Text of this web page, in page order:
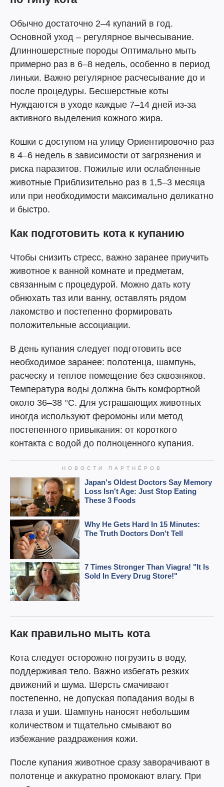
Обычно достаточно 2–4 купаний в год.
Основной уход – регулярное вычесывание.
Длинношерстные породы Оптимально мыть
примерно раз в 6–8 недель, особенно в период
линьки. Важно регулярное расчесывание до и
после процедуры. Бесшерстные коты
Нуждаются в уходе каждые 7–14 дней из-за
активного выделения кожного жира.
Кошки с доступом на улицу Ориентировочно раз
в 4–6 недель в зависимости от загрязнения и
риска паразитов. Пожилые или ослабленные
животные Приблизительно раз в 1,5–3 месяца
или при необходимости максимально деликатно
и быстро.
Как подготовить кота к купанию
Чтобы снизить стресс, важно заранее приучить
животное к ванной комнате и предметам,
связанным с процедурой. Можно дать коту
обнюхать таз или ванну, оставлять рядом
лакомство и постепенно формировать
положительные ассоциации.
В день купания следует подготовить все
необходимое заранее: полотенца, шампунь,
расческу и теплое помещение без сквозняков.
Температура воды должна быть комфортной
около 36–38 °C. Для устрашающих животных
иногда используют феромоны или метод
постепенного привыкания: от короткого
контакта с водой до полноценного купания.
Как правильно мыть кота
Кота следует осторожно погрузить в воду,
поддерживая тело. Важно избегать резких
движений и шума. Шерсть смачивают
постепенно, не допуская попадания воды в
глаза и уши. Шампунь наносят небольшим
количеством и тщательно смывают во
избежание раздражения кожи.
После купания животное сразу заворачивают в
полотенце и аккуратно промокают влагу. При